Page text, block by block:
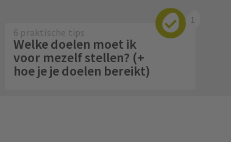
1
6 praktische tips
Welke doelen moet ik
voor mezelf stellen? (+
hoe je je doelen bereikt)